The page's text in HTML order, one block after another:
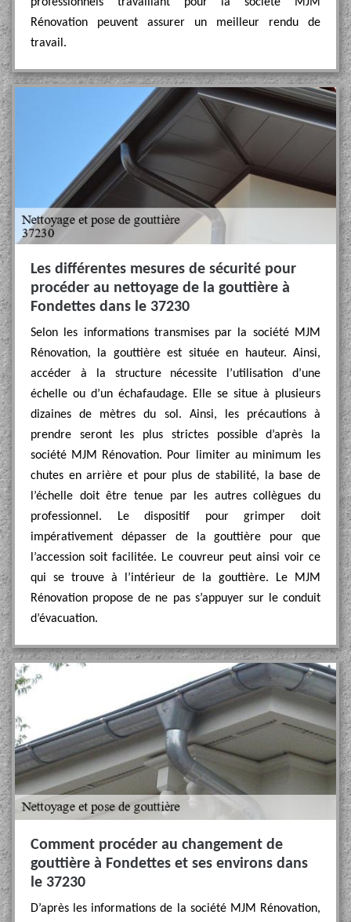
Rénovation peuvent assurer un meilleur rendu de
travail.
Les différentes mesures de sécurité pour
procéder au nettoyage de la gouttière à
Fondettes dans le 37230
Selon les informations transmises par la société MJM
Rénovation, la gouttière est située en hauteur. Ainsi,
accéder à la structure nécessite l’utilisation d’une
échelle ou d’un échafaudage. Elle se situe à plusieurs
dizaines de mètres du sol. Ainsi, les précautions à
prendre seront les plus strictes possible d’après la
société MJM Rénovation. Pour limiter au minimum les
chutes en arrière et pour plus de stabilité, la base de
l’échelle doit être tenue par les autres collègues du
professionnel. Le dispositif pour grimper doit
impérativement dépasser de la gouttière pour que
l’accession soit facilitée. Le couvreur peut ainsi voir ce
qui se trouve à l’intérieur de la gouttière. Le MJM
Rénovation propose de ne pas s’appuyer sur le conduit
d’évacuation.
Comment procéder au changement de
gouttière à Fondettes et ses environs dans
le 37230
D’après les informations de la société MJM Rénovation,